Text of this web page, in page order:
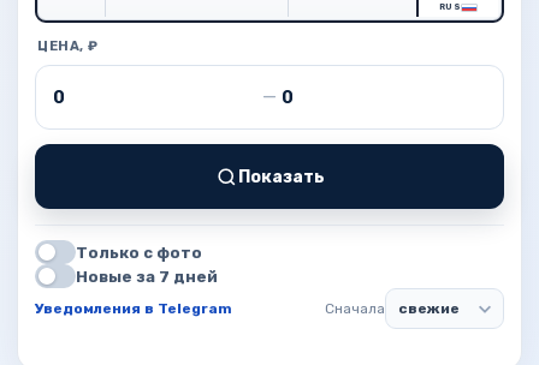
RUS
ЦЕНА, ₽
Цена от — Цена до
Показать
Только с фото
Новые за 7 дней
Уведомления в Telegram Сначала